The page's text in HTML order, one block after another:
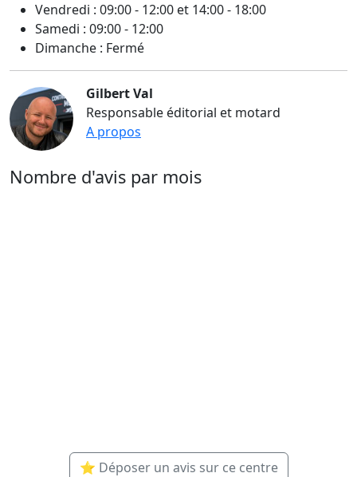
Vendredi : 09:00 - 12:00 et 14:00 - 18:00
Samedi : 09:00 - 12:00
Dimanche : Fermé
Gilbert Val
Responsable éditorial et motard
A propos
Nombre d'avis par mois
⭐ Déposer un avis sur ce centre